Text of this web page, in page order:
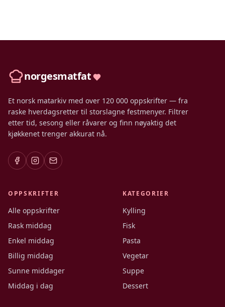
norgesmatfat
Et norsk matarkiv med over 120 000 oppskrifter — fra
raske hverdagsretter til storslagne festmenyer. Filtrer
etter tid, sesong eller råvarer og finn nøyaktig det
kjøkkenet trenger akkurat nå.
OPPSKRIFTER
Alle oppskrifter
Rask middag
Enkel middag
Billig middag
Sunne middager
Middag i dag
KATEGORIER
Kylling
Fisk
Pasta
Vegetar
Suppe
Dessert